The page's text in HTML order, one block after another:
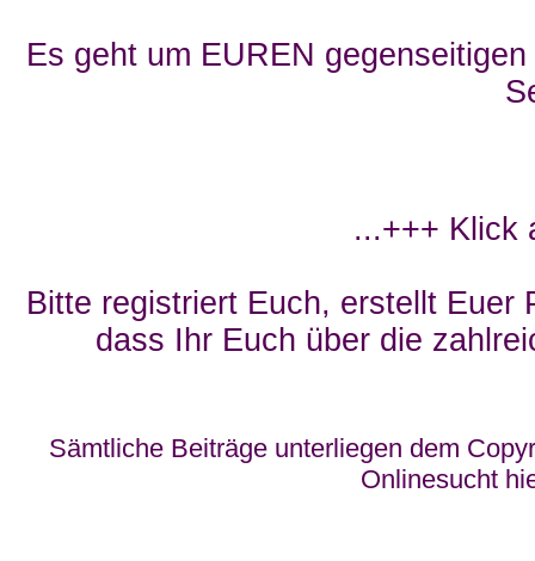
Es geht um EUREN
...+++ Klick
Bitte registriert Euch, erstellt Euer
dass Ihr Euch über die
Sämtliche Beiträge unterliegen dem
Onlinesucht